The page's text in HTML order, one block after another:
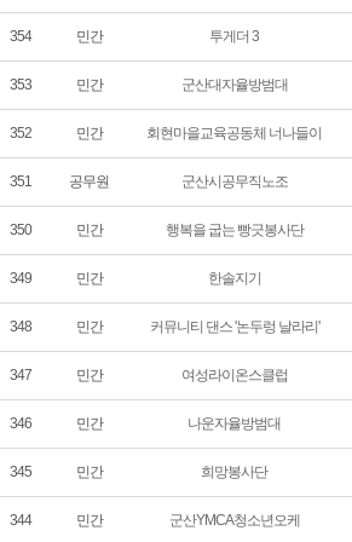
354 민간 투게더 3
353 민간 군산대자율방범대
352 민간 회현마을교육공동체 너나들이
351 공무원 군산시공무직노조
350 민간 행복을 굽는 빵긋봉사단
349 민간 한솔지기
348 민간 커뮤니티 댄스 '논두렁 날라리'
347 민간 여성라이온스클럽
346 민간 나운자율방범대
345 민간 희망봉사단
344 민간 군산YMCA청소년오케